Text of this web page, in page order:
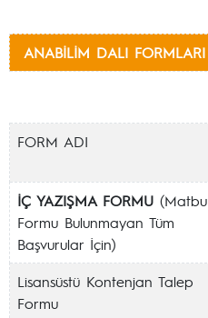
ANABİLİM DALI FORMLARI
FORM ADI
İÇ YAZIŞMA FORMU (Matbu
Formu Bulunmayan Tüm
Başvurular İçin)
Lisansüstü Kontenjan Talep
Formu